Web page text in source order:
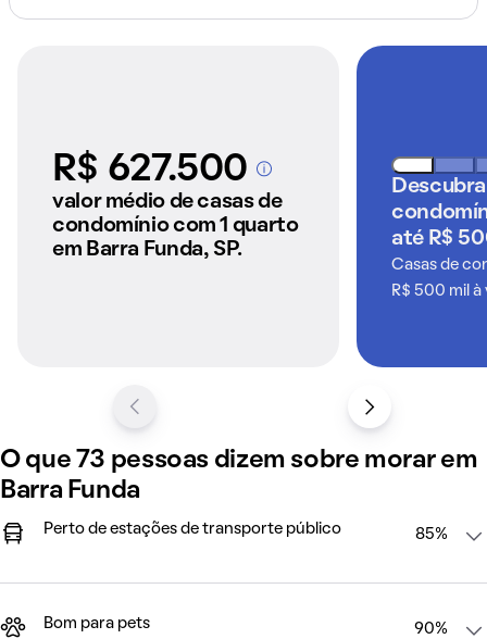
R$ 627.500A partir dos imóveis
anunciados pelo
valor médio de casas de
condomínio com 1 quarto
em Barra Funda, SP.
até R$
Casas de
R$ 500 mil à
O que 73 pessoas dizem sobre morar em
Barra Funda
Perto de estações de transporte público 85%
Bom para pets 90%